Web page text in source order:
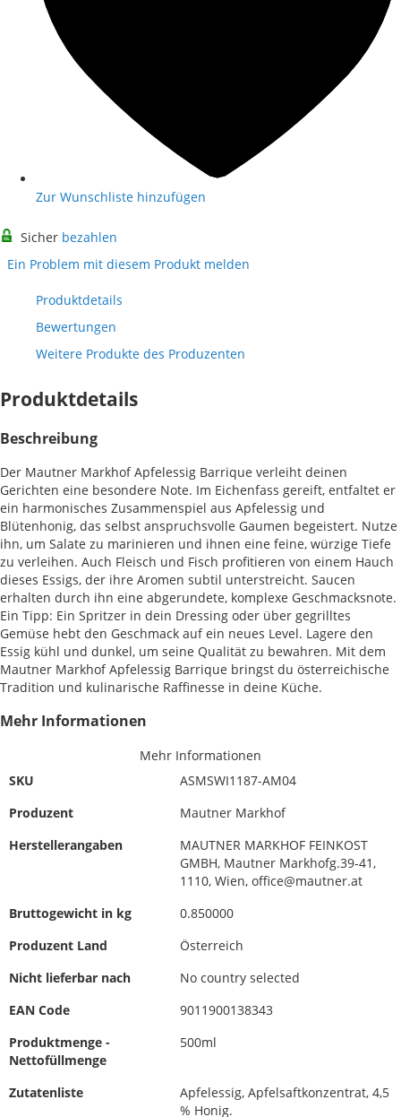
Zur Wunschliste hinzufügen
Sicher bezahlen
Ein Problem mit diesem Produkt melden
Produktdetails
Bewertungen
Weitere Produkte des Produzenten
Produktdetails
Beschreibung
Der Mautner Markhof Apfelessig Barrique verleiht deinen
Gerichten eine besondere Note. Im Eichenfass gereift, entfaltet er
ein harmonisches Zusammenspiel aus Apfelessig und
Blütenhonig, das selbst anspruchsvolle Gaumen begeistert. Nutze
ihn, um Salate zu marinieren und ihnen eine feine, würzige Tiefe
zu verleihen. Auch Fleisch und Fisch profitieren von einem Hauch
dieses Essigs, der ihre Aromen subtil unterstreicht. Saucen
erhalten durch ihn eine abgerundete, komplexe Geschmacksnote.
Ein Tipp: Ein Spritzer in dein Dressing oder über gegrilltes
Gemüse hebt den Geschmack auf ein neues Level. Lagere den
Essig kühl und dunkel, um seine Qualität zu bewahren. Mit dem
Mautner Markhof Apfelessig Barrique bringst du österreichische
Tradition und kulinarische Raffinesse in deine Küche.
Mehr Informationen
Mehr Informationen
SKU
ASMSWI1187-AM04
Produzent
Mautner Markhof
Herstellerangaben
MAUTNER MARKHOF FEINKOST
GMBH, Mautner Markhofg.39-41,
1110, Wien, office@mautner.at
Bruttogewicht in kg
0.850000
Produzent Land
Österreich
Nicht lieferbar nach
No country selected
EAN Code
9011900138343
Produktmenge -
Nettofüllmenge
500ml
Zutatenliste
Apfelessig, Apfelsaftkonzentrat, 4,5
% Honig.